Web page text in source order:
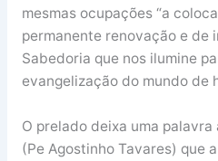
mesmas ocupações “a
permanente renovação e de
Sabedoria que nos ilumine
evangelização do mundo de
O prelado deixa uma
(Pe Agostinho Tavares) que